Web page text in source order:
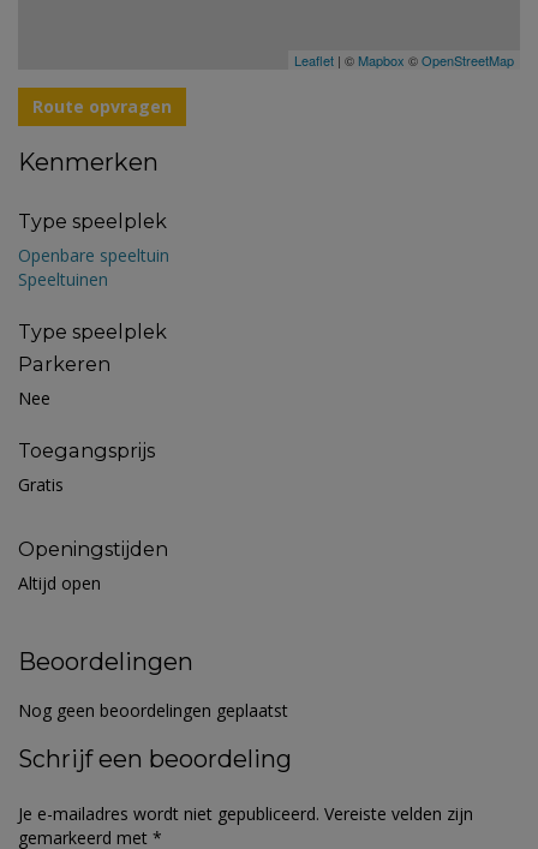
Leaflet | © Mapbox ©OpenStreetMap
Route opvragen
Kenmerken
Type speelplek
Openbare speeltuin
Speeltuinen
Type speelplek
Parkeren
Nee
Toegangsprijs
Gratis
Openingstijden
Altijd open
Beoordelingen
Nog geen beoordelingen geplaatst
Schrijf een beoordeling
Je e-mailadres wordt niet gepubliceerd. Vereiste velden zijn
gemarkeerd met *